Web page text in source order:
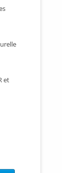
et